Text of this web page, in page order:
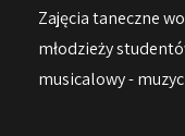
Zajęcia taneczne
młodzieży
musicalowy -